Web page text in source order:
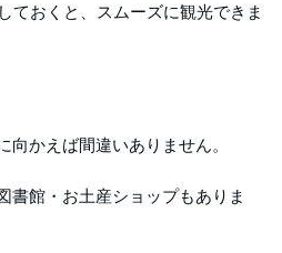
ておくと、スムーズに観光できま
向かえば間違いありません。
書館・お土産ショップもありま